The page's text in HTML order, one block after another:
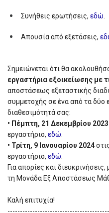
Συνήθεις ερωτήσεις,εδώ
Απουσία από εξετάσεις,
Σημειώνεται ότι θα
εργαστήρια εξοικείωσης με
αποστάσεως εξεταστικής
συμμετοχής σε ένα από τα δύο
διαθεσιμότητά σας:
• Πέμπτη, 21 Δεκεμβρίου 2023
εργαστήριο, εδώ
• Τρίτη, 9 Ιανουαρίου 2024
εργαστήριο, εδώ
Για απορίες και
τη Μονάδα Εξ Αποστάσεως
Καλή επιτυχία!